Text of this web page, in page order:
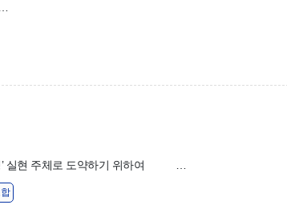
성’ 실현 주체로 도약하기 위하여 …